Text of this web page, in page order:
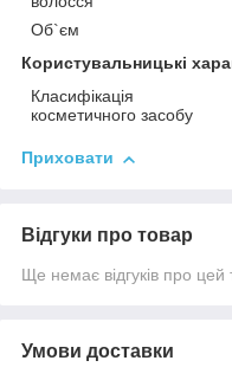
Об`єм
Користувальницькі
Класифікація
косметичного засобу
Приховати
Відгуки про товар
Ще немає відгуків про цей
Умови доставки